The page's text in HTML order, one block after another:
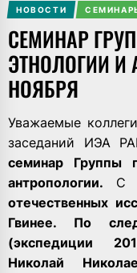
НОВОСТИ
СЕМИНАР
ЭТНОЛОГИИ И
НОЯБРЯ
Уважаемые
заседаний ИЭА
семинар Группы
антропологии. С
отечественных
Гвинее. По
(экспедиции
Николай